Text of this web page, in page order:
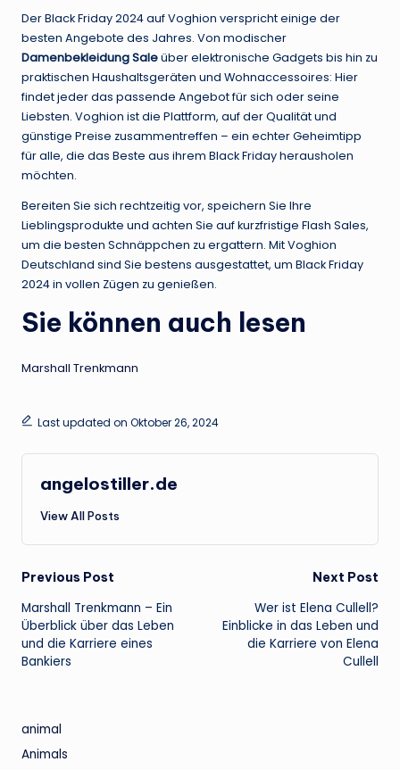
Der Black Friday 2024 auf Voghion verspricht einige der
besten Angebote des Jahres. Von modischer
Damenbekleidung Saleüber elektronische Gadgets bis hin zu
praktischen Haushaltsgeräten und Wohnaccessoires: Hier
findet jeder das passende Angebot für sich oder seine
Liebsten. Voghion ist die Plattform, auf der Qualität und
günstige Preise zusammentreffen – ein echter Geheimtipp
für alle, die das Beste aus ihrem Black Friday herausholen
möchten.
Bereiten Sie sich rechtzeitig vor, speichern Sie Ihre
Lieblingsprodukte und achten Sie auf kurzfristige Flash Sales,
um die besten Schnäppchen zu ergattern. Mit Voghion
Deutschland sind Sie bestens ausgestattet, um Black Friday
2024 in vollen Zügen zu genießen.
Sie können auch lesen
Marshall Trenkmann
Last updated on Oktober 26, 2024
angelostiller.de
View All Posts
Post
navigation
Previous Post
Marshall Trenkmann – Ein
Überblick über das Leben
und die Karriere eines
Bankiers
Next Post
Wer ist Elena Cullell?
Einblicke in das Leben und
die Karriere von Elena
Cullell
animal
Animals